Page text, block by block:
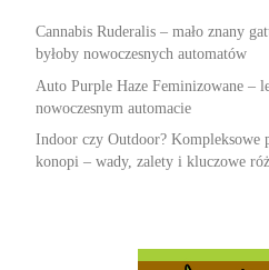
Cannabis Ruderalis – mało znany
byłoby nowoczesnych automatów
Auto Purple Haze Feminizowane –
nowoczesnym automacie
Indoor czy Outdoor? Kompleksowe
konopi – wady, zalety i kluczowe